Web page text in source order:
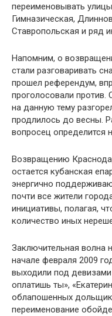
переименовывать
Гимназическая,
Ставропольская и ряд
Напомним, о
стали разговаривать
прошел референдум,
проголосовали
на данную тему
продлилось до весны.
вопросец определится
Возвращению
остается кубанская
энергично
почти все жители
инициативы, полагая,
количество иных
Заключительная волна
начале февраля 2009
выходили под
оплатишь ты»,
облапошенных
переименование